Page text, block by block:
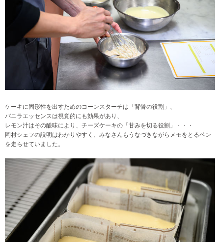
ケーキに固形性を出すためのコーンスターチは「背骨の役割」、
バニラエッセンスは視覚的にも効果があり、
レモン汁はその酸味により、チーズケーキの「甘みを切る役割」・・・
岡村シェフの説明はわかりやすく、みなさんもうなづきながらメモをとるペン
を走らせていました。